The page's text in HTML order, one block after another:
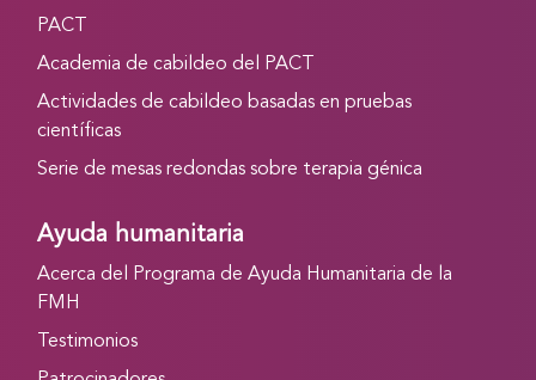
PACT
Academia de cabildeo del PACT
Actividades de cabildeo basadas en pruebas
científicas
Serie de mesas redondas sobre terapia génica
Ayuda humanitaria
Acerca del Programa de Ayuda Humanitaria de la
FMH
Testimonios